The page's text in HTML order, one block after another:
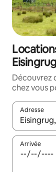
Eisingrug
Découvrez
chez vous
Adresse
Lorsque
Arrivée